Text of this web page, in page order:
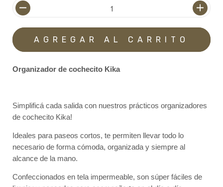
Organizador de cochecito Kika
Simplificá cada salida con nuestros prácticos organizadores
de cochecito Kika!
Ideales para paseos cortos, te permiten llevar todo lo
necesario de forma cómoda, organizada y siempre al
alcance de la mano.
Confeccionados en tela impermeable, son súper fáciles de